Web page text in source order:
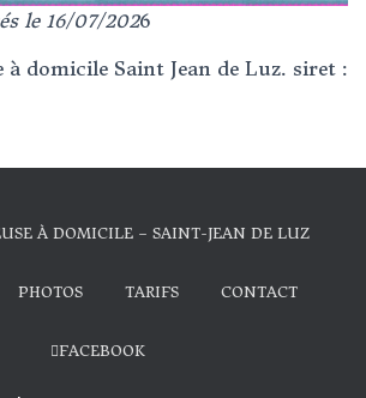
le 16/07/2026
à domicile Saint Jean de Luz. siret :
À DOMICILE – SAINT-JEAN DE LUZ
PHOTOS TARIFS CONTACT
FACEBOOK